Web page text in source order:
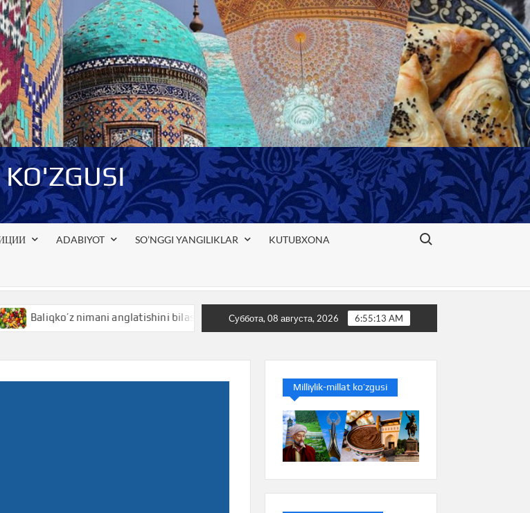
ADABIYOT SO’NGGI YANGILIKLAR KUTUBXONA
Search for:
nimani anglatishini bilasizmi Baliq nimani anglatishini bilasizmi
Суббота, 08 августа, 2026 6:55:13 AM
Milliylik-millat ko’zgusi